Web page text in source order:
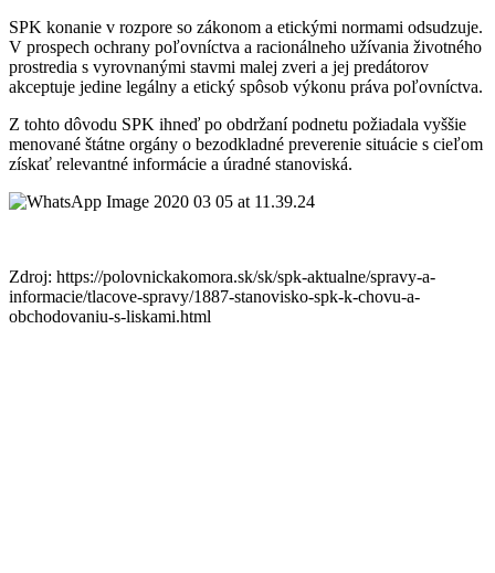
SPK konanie v rozpore so zákonom a etickými normami odsudzuje.
V prospech ochrany poľovníctva a racionálneho užívania životného
prostredia s vyrovnanými stavmi malej zveri a jej predátorov
akceptuje jedine legálny a etický spôsob výkonu práva poľovníctva.
Z tohto dôvodu SPK ihneď po obdržaní podnetu požiadala vyššie
menované štátne orgány o bezodkladné preverenie situácie s cieľom
získať relevantné informácie a úradné stanoviská.
Zdroj: https://polovnickakomora.sk/sk/spk-aktualne/spravy-a-
informacie/tlacove-spravy/1887-stanovisko-spk-k-chovu-a-
obchodovaniu-s-liskami.html